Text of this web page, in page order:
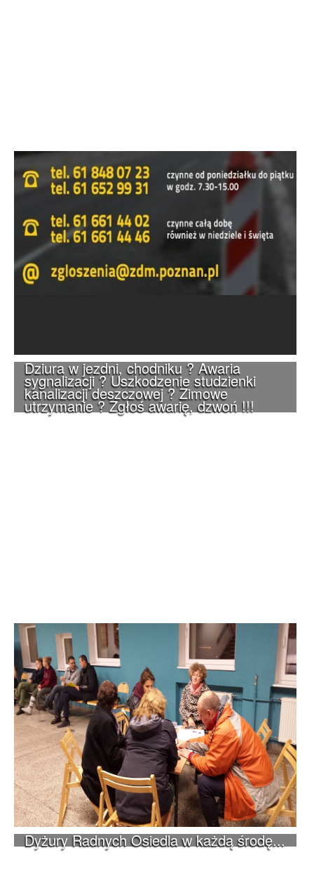
Dziura w jezdni, chodniku ? Awaria
sygnalizacji ? Uszkodzenie studzienki
kanalizacji deszczowej ? Zimowe
utrzymanie ? Zgłoś awarię, dzwoń !!!
Dyżury Radnych Osiedla w każdą środę...